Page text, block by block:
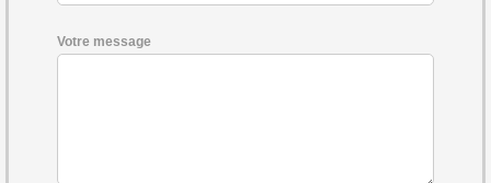
Votre message